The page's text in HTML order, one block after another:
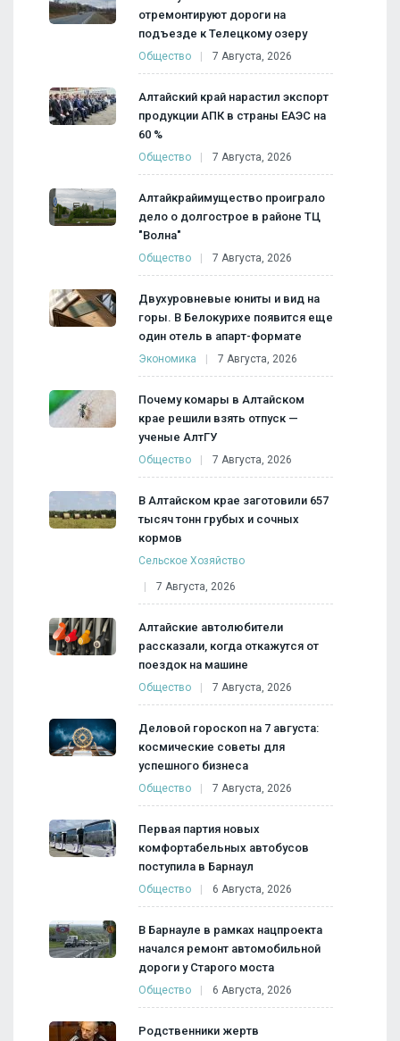
отремонтируют дороги на
подъезде к Телецкому озеру
Общество 7 Августа, 2026
Алтайский край нарастил экспорт
продукции АПК в страны ЕАЭС на
60 %
Общество 7 Августа, 2026
Алтайкрайимущество проиграло
дело о долгострое в районе ТЦ
"Волна"
Общество 7 Августа, 2026
Двухуровневые юниты и вид на
горы. В Белокурихе появится еще
один отель в апарт-формате
Экономика 7 Августа, 2026
Почему комары в Алтайском
крае решили взять отпуск —
ученые АлтГУ
Общество 7 Августа, 2026
В Алтайском крае заготовили 657
тысяч тонн грубых и сочных
кормов
Сельское Хозяйство
7 Августа, 2026
Алтайские автолюбители
рассказали, когда откажутся от
поездок на машине
Общество 7 Августа, 2026
Деловой гороскоп на 7 августа:
космические советы для
успешного бизнеса
Общество 7 Августа, 2026
Первая партия новых
комфортабельных автобусов
поступила в Барнаул
Общество 6 Августа, 2026
В Барнауле в рамках нацпроекта
начался ремонт автомобильной
дороги у Старого моста
Общество 6 Августа, 2026
Родственники жертв